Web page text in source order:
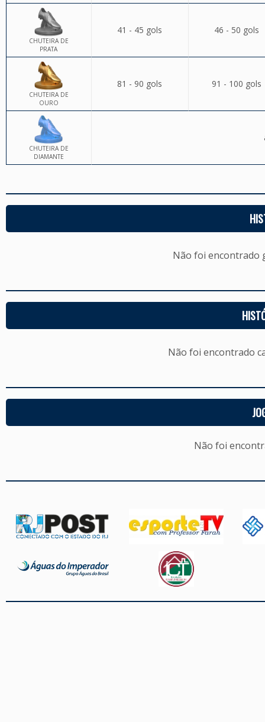
CHUTEIRA DE
PRATA
41 - 45 gols 46 - 50 gols
CHUTEIRA DE
OURO
81 - 90 gols 91 - 100 gols
CHUTEIRA DE
DIAMANTE
Não foi encontrado
Não foi encontrado
Não foi